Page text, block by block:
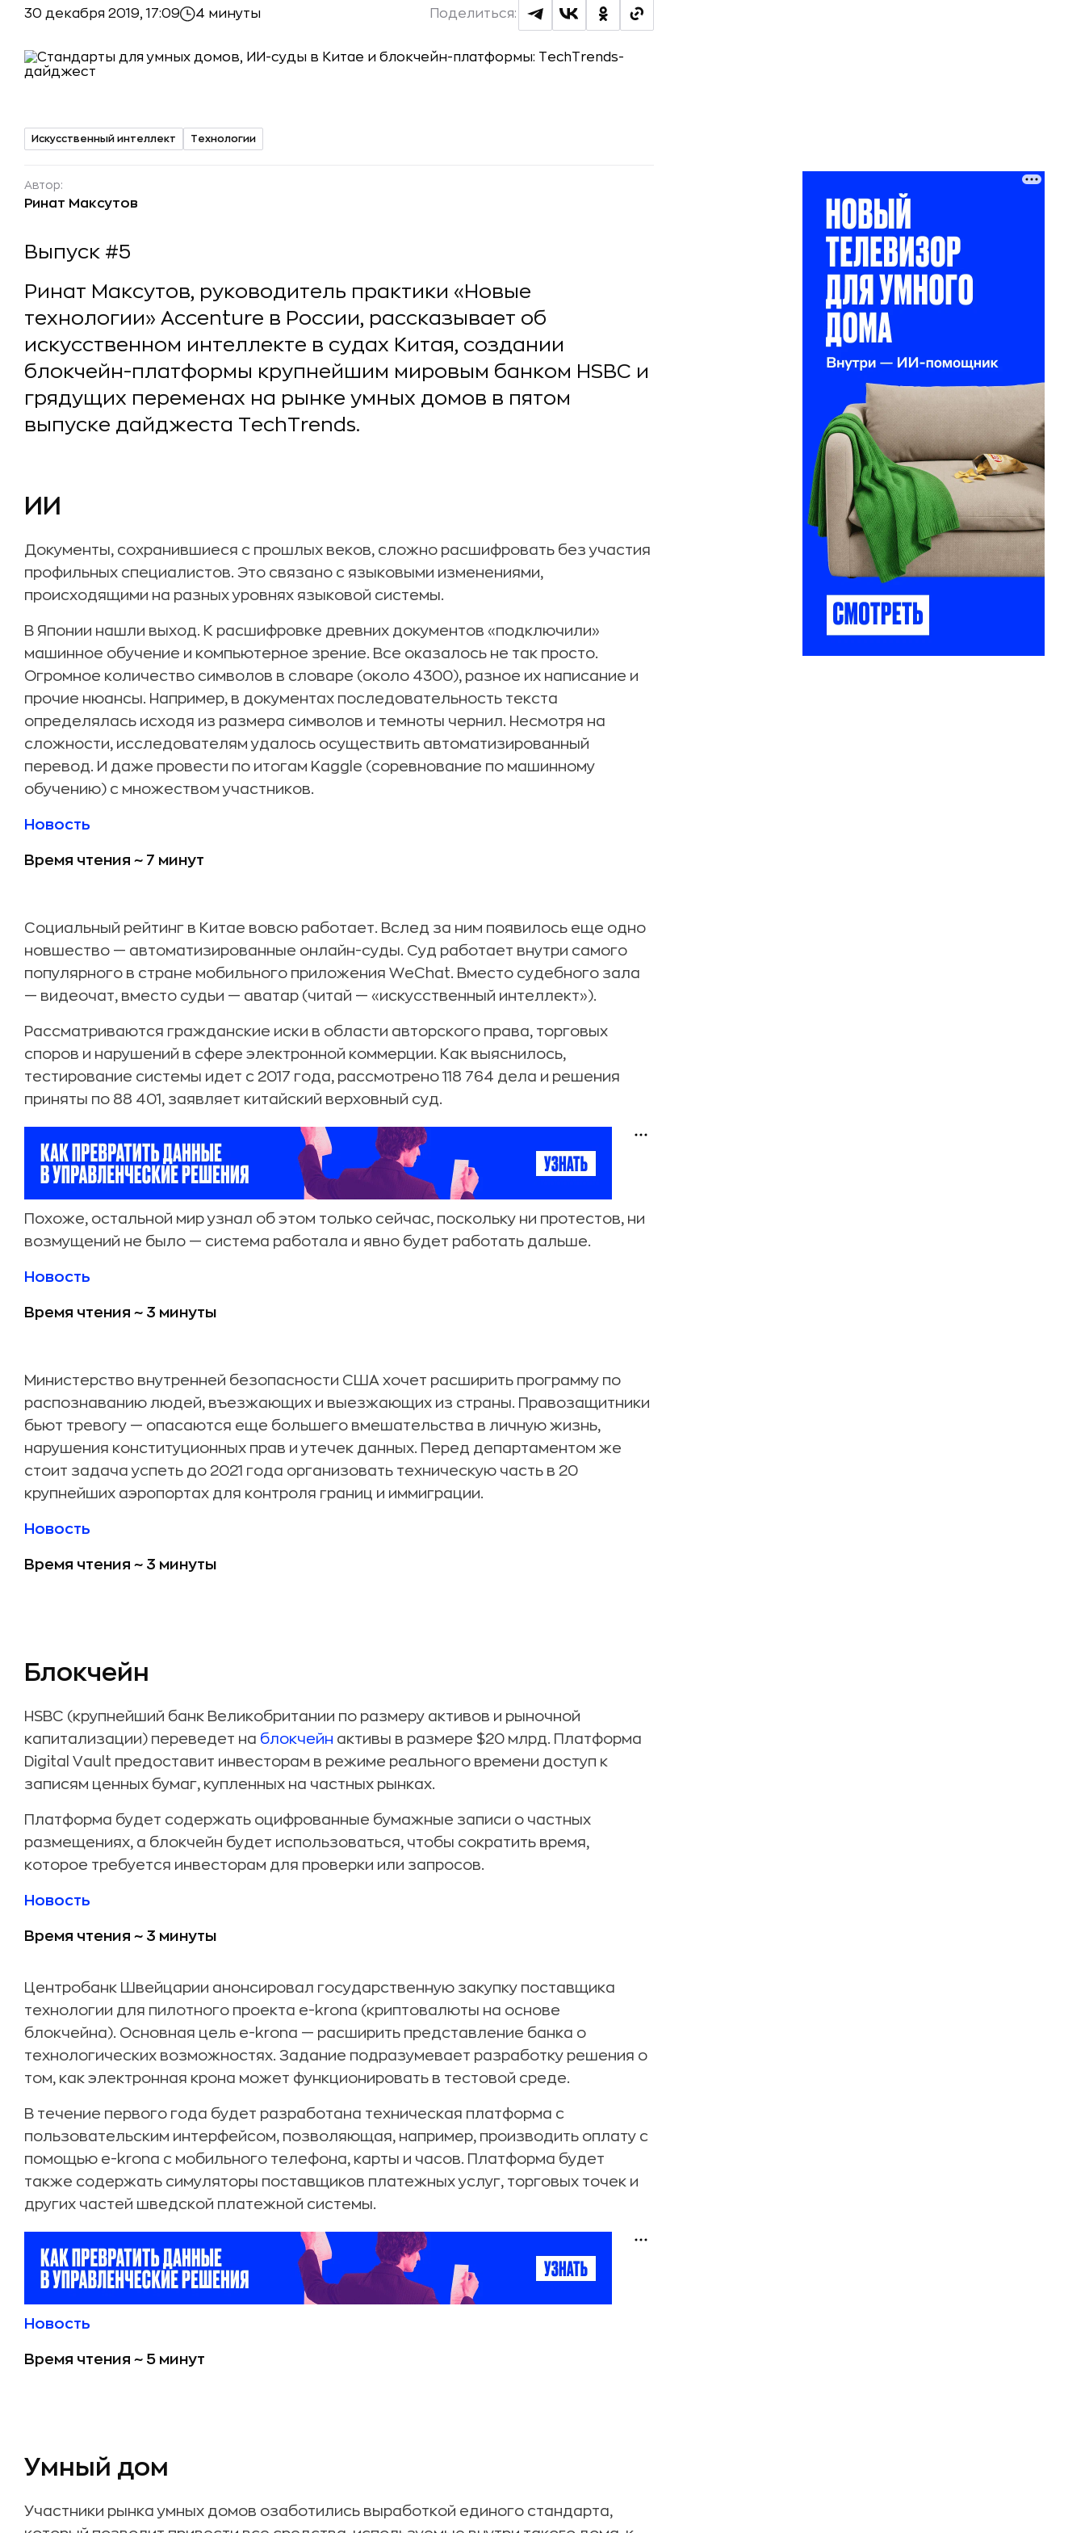
30 декабря 2019, 17:09 4 минуты Поделиться:
Искусственный интеллект Технологии
Автор:
Ринат Максутов
Выпуск #5
Ринат Максутов, руководитель практики «Новые
технологии» Accenture в России, рассказывает об
искусственном интеллекте в судах Китая, создании
блокчейн-платформы крупнейшим мировым банком HSBC и
грядущих переменах на рынке умных домов в пятом
выпуске дайджеста TechTrends.
ИИ
Документы, сохранившиеся с прошлых веков, сложно расшифровать без участия
профильных специалистов. Это связано с языковыми изменениями,
происходящими на разных уровнях языковой системы.
В Японии нашли выход. К расшифровке древних документов «подключили»
машинное обучение и компьютерное зрение. Все оказалось не так просто.
Огромное количество символов в словаре (около 4300), разное их написание и
прочие нюансы. Например, в документах последовательность текста
определялась исходя из размера символов и темноты чернил. Несмотря на
сложности, исследователям удалось осуществить автоматизированный
перевод. И даже провести по итогам Kaggle (соревнование по машинному
обучению) c множеством участников.
Новость
Время чтения ~ 7 минут
Социальный рейтинг в Китае вовсю работает. Вслед за ним появилось еще одно
новшество — автоматизированные онлайн-суды. Суд работает внутри самого
популярного в стране мобильного приложения WeChat. Вместо судебного зала
— видеочат, вместо судьи — аватар (читай — «искусственный интеллект»).
Рассматриваются гражданские иски в области авторского права, торговых
споров и нарушений в сфере электронной коммерции. Как выяснилось,
тестирование системы идет с 2017 года, рассмотрено 118 764 дела и решения
приняты по 88 401, заявляет китайский верховный суд.
Похоже, остальной мир узнал об этом только сейчас, поскольку ни протестов, ни
возмущений не было — система работала и явно будет работать дальше.
Новость
Время чтения ~ 3 минуты
Министерство внутренней безопасности США хочет расширить программу по
распознаванию людей, въезжающих и выезжающих из страны. Правозащитники
бьют тревогу — опасаются еще большего вмешательства в личную жизнь,
нарушения конституционных прав и утечек данных. Перед департаментом же
стоит задача успеть до 2021 года организовать техническую часть в 20
крупнейших аэропортах для контроля границ и иммиграции.
Новость
Время чтения ~ 3 минуты
Блокчейн
HSBC (крупнейший банк Великобритании по размеру активов и рыночной
капитализации) переведет на блокчейн активы в размере $20 млрд. Платформа
Digital Vault предоставит инвесторам в режиме реального времени доступ к
записям ценных бумаг, купленных на частных рынках.
Платформа будет содержать оцифрованные бумажные записи о частных
размещениях, а блокчейн будет использоваться, чтобы сократить время,
которое требуется инвесторам для проверки или запросов.
Новость
Время чтения ~ 3 минуты
Центробанк Швейцарии анонсировал государственную закупку поставщика
технологии для пилотного проекта e-krona (криптовалюты на основе
блокчейна). Основная цель e-krona — расширить представление банка о
технологических возможностях. Задание подразумевает разработку решения о
том, как электронная крона может функционировать в тестовой среде.
В течение первого года будет разработана техническая платформа с
пользовательским интерфейсом, позволяющая, например, производить оплату с
помощью e-krona с мобильного телефона, карты и часов. Платформа будет
также содержать симуляторы поставщиков платежных услуг, торговых точек и
других частей шведской платежной системы.
Новость
Время чтения ~ 5 минут
Умный дом
Участники рынка умных домов озаботились выработкой единого стандарта,